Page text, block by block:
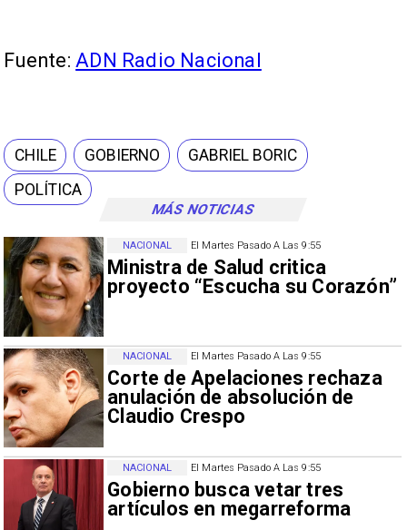
MÁS NOTICIAS
El Martes Pasado A Las 9:55
Ministra de Salud critica
proyecto “Escucha su Corazón”
NACIONAL
El Martes Pasado A Las 9:55
Corte de Apelaciones rechaza
anulación de absolución de
Claudio Crespo
NACIONAL
El Martes Pasado A Las 9:55
Gobierno busca vetar tres
artículos en megarreforma
NACIONAL
Fuente: ADN Radio Nacional
CHILE GOBIERNO
GABRIEL BORIC
POLÍTICA